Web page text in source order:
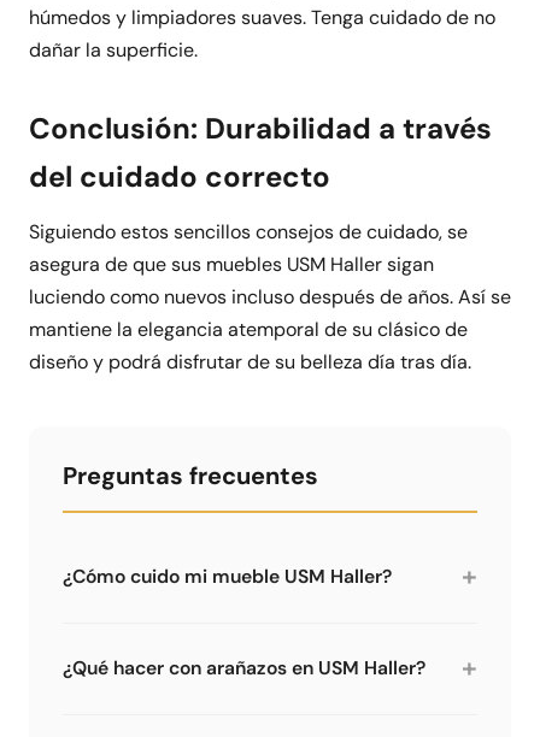
húmedos y limpiadores suaves. Tenga cuidado de no
dañar la superficie.
Conclusión: Durabilidad a través
del cuidado correcto
Siguiendo estos sencillos consejos de cuidado, se
asegura de que sus muebles USM Haller sigan
luciendo como nuevos incluso después de años. Así se
mantiene la elegancia atemporal de su clásico de
diseño y podrá disfrutar de su belleza día tras día.
Preguntas frecuentes
¿Cómo cuido mi mueble USM Haller? +
robustas y fáciles de limpiar. Un paño húmedo
con limpiador suave es suficiente para la
¿Qué hacer con arañazos en USM Haller? +